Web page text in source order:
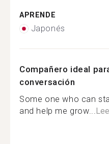
APRENDE
Japonés
Compañero ideal
conversación
Some one who can
and help me grow...